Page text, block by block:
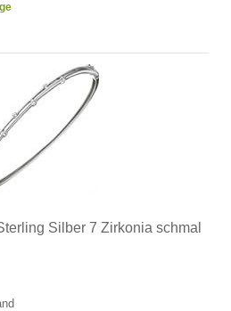
Silber 7 Zirkonia schmal